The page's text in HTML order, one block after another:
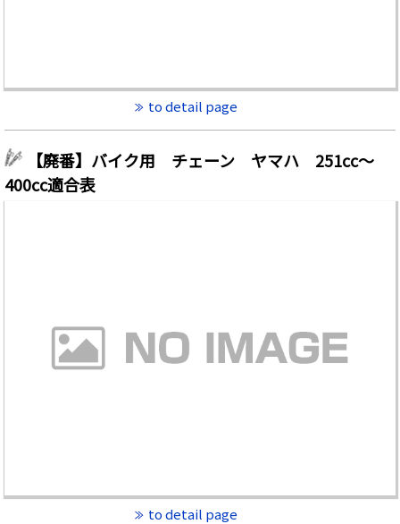
to detail page
【廃番】バイク用 チェーン ヤマハ 251cc～
400cc適合表
to detail page